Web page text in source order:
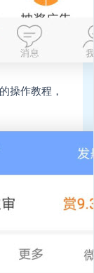
操作教程，